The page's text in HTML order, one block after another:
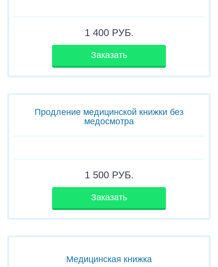
1 400РУБ.
Заказать
Продление медицинской книжки без
медосмотра
1 500РУБ.
Заказать
Медицинская книжка